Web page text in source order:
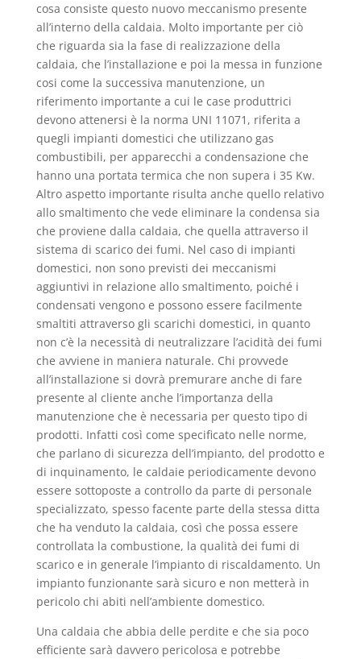
cosa consiste questo nuovo meccanismo presente
all’interno della caldaia. Molto importante per ciò
che riguarda sia la fase di realizzazione della
caldaia, che l’installazione e poi la messa in funzione
cosi come la successiva manutenzione, un
riferimento importante a cui le case produttrici
devono attenersi è la norma UNI 11071, riferita a
quegli impianti domestici che utilizzano gas
combustibili, per apparecchi a condensazione che
hanno una portata termica che non supera i 35 Kw.
Altro aspetto importante risulta anche quello relativo
allo smaltimento che vede eliminare la condensa sia
che proviene dalla caldaia, che quella attraverso il
sistema di scarico dei fumi. Nel caso di impianti
domestici, non sono previsti dei meccanismi
aggiuntivi in relazione allo smaltimento, poiché i
condensati vengono e possono essere facilmente
smaltiti attraverso gli scarichi domestici, in quanto
non c’è la necessità di neutralizzare l’acidità dei fumi
che avviene in maniera naturale. Chi provvede
all’installazione si dovrà premurare anche di fare
presente al cliente anche l’importanza della
manutenzione che è necessaria per questo tipo di
prodotti. Infatti così come specificato nelle norme,
che parlano di sicurezza dell’impianto, del prodotto e
di inquinamento, le caldaie periodicamente devono
essere sottoposte a controllo da parte di personale
specializzato, spesso facente parte della stessa ditta
che ha venduto la caldaia, così che possa essere
controllata la combustione, la qualità dei fumi di
scarico e in generale l’impianto di riscaldamento. Un
impianto funzionante sarà sicuro e non metterà in
pericolo chi abiti nell’ambiente domestico.
Una caldaia che abbia delle perdite e che sia poco
efficiente sarà davvero pericolosa e potrebbe